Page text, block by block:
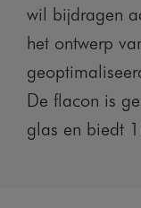
wil bijdragen
het ontwerp
De flacon is
glas en biedt